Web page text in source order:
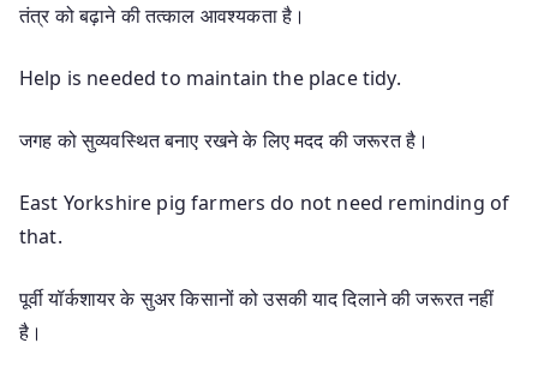
तंत्र को बढ़ाने की तत्काल आवश्यकता है।
Help is needed to maintain the place tidy.
जगह को सुव्यवस्थित बनाए रखने के लिए मदद की जरूरत है।
East Yorkshire pig farmers do not need reminding of
that.
पूर्वी यॉर्कशायर के सुअर किसानों को उसकी याद दिलाने की जरूरत नहीं
है।